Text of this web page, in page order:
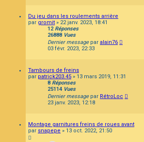
Du jeu dans les roulements arrière
par gromit » 22 janv. 2023, 18:41
12Réponses
26888 Vues
Dernier message par alain76
03 févr. 2023, 22:33
Tambours de freins
par patrick203.45 » 13 mars 2019, 11:31
8 Réponses
25114 Vues
Dernier message par RétroLoc
23 janv. 2023, 12:18
Montage garnitures freins de roues avant
par snapepe » 13 oct. 2022, 21:50